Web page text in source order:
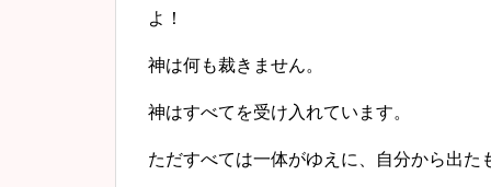
よ！
神は何も裁きません。
神はすべてを受け入れています。
ただすべては一体がゆえに、自分から出